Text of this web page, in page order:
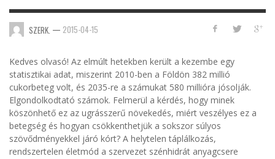
SZERK. — 2015-04-15
Kedves olvasó! Az elmúlt hetekben került a kezembe egy
statisztikai adat, miszerint 2010-ben a Földön 382 millió
cukorbeteg volt, és 2035-re a számukat 580 millióra jósolják.
Elgondolkodtató számok. Felmerül a kérdés, hogy minek
köszönhető ez az ugrásszerű növekedés, miért veszélyes ez a
betegség és hogyan csökkenthetjük a sokszor súlyos
szövődményekkel járó kórt? A helytelen táplálkozás,
rendszertelen életmód a szervezet szénhidrát anyagcsere